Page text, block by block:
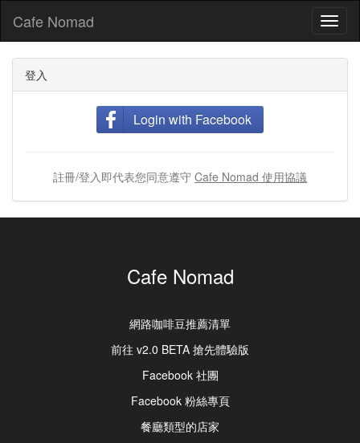
Cafe Nomad
登入
Login with Facebook
註冊/登入即代表您同意遵守 Cafe Nomad 使用協議
Cafe Nomad
網路咖啡豆推薦清單
前往 v2.0 BETA 搶先體驗版
Facebook 社團
Facebook 粉絲專頁
餐廳類型的店家